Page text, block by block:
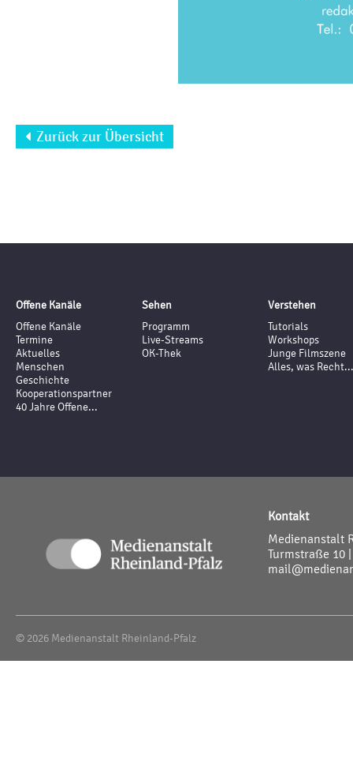
Zurück zur Übersicht
Offene Kanäle
Offene Kanäle
Termine
Aktuelles
Menschen
Geschichte
Kooperationspartner
40 Jahre Offene...
Sehen
Programm
Live-Streams
OK-Thek
Verstehen
Tutorials
Workshops
Junge Filmszene
Alles, was Recht...
Kontakt
Medienanstalt
Turmstraße 10
© 2026 Medienanstalt Rheinland-Pfalz